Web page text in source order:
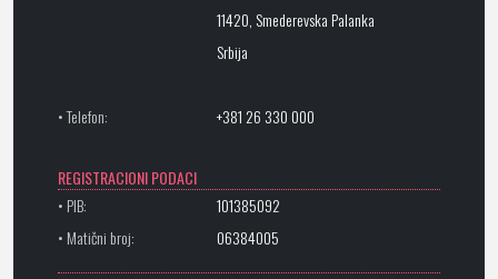
11420, Smederevska Palanka
Srbija
• Telefon: +381 26 330 000
REGISTRACIONI PODACI
• PIB:
101385092
• Matični broj:
06384005